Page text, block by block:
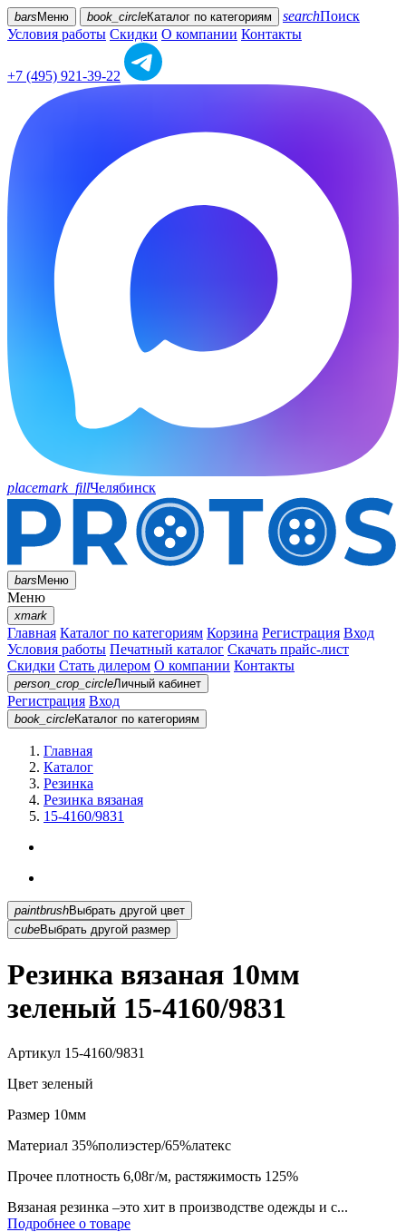
bars Меню book_circleКаталог по категориям searchПоиск
Условия работы Скидки О компании Контакты
+7 (495) 921-39-22
placemark_fillЧелябинск
barsМеню
Меню
xmark
Главная Каталог по категориям Корзина Регистрация Вход
Условия работы Печатный каталог Скачать прайс-лист
Скидки Стать дилером О компании Контакты
person_crop_circleЛичный кабинет
Регистрация Вход
book_circleКаталог по категориям
Главная
Каталог
Резинка
Резинка вязаная
15-4160/9831
paintbrush
Выбрать другой цвет
cubeВыбрать другой размер
Резинка вязаная 10мм
зеленый 15-4160/9831
Артикул 15-4160/9831
Цвет зеленый
Размер 10мм
Материал 35%полиэстер/65%латекс
Прочее плотность 6,08г/м, растяжимость 125%
Вязаная резинка –это хит в производстве одежды и с...
Подробнее о товаре